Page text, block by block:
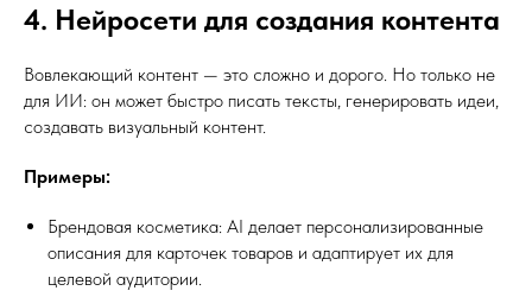
4. Нейросети для создания контента
Вовлекающий контент — это сложно и дорого. Но только не
для ИИ: он может быстро писать тексты, генерировать идеи,
создавать визуальный контент.
Примеры:
Брендовая косметика: AI делает персонализированные
описания для карточек товаров и адаптирует их для
целевой аудитории.